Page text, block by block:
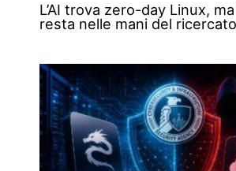
L’AI trova zero-day Linux, ma
resta nelle mani del